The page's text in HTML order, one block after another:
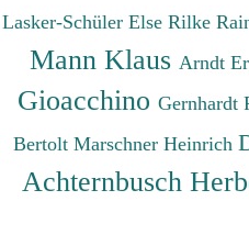
Lasker-Schüler Else Rilke
Mann Klaus Arndt
Gioacchino Gernhardt
Bertolt Marschner Heinrich
Achternbusch